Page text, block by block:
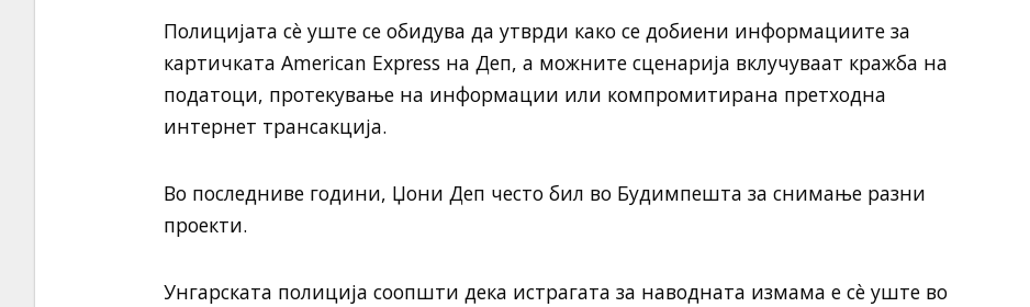
Полицијата сè уште се обидува да утврди како се добиени информациите за
картичката American Express на Деп, а можните сценарија вклучуваат кражба на
податоци, протекување на информации или компромитирана претходна
интернет трансакција.
Во последниве години, Џони Деп често бил во Будимпешта за снимање разни
проекти.
Унгарската полиција соопшти дека истрагата за наводната измама е сè уште во